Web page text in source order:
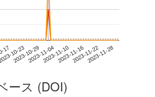
1710-23
2023-10-292023-11-042023-11-102023-11-162023-11-222023-11-28
ース (DOI)